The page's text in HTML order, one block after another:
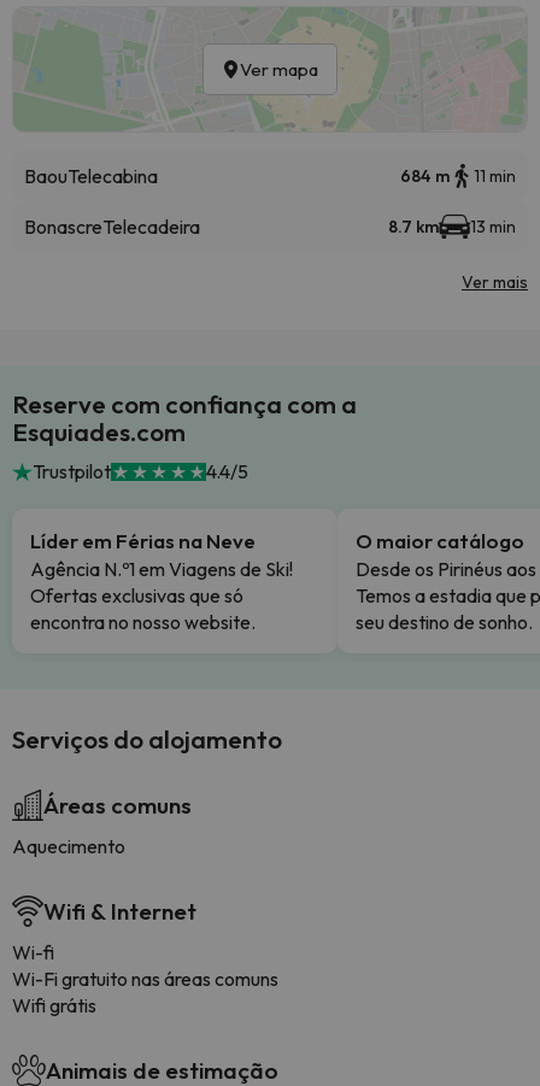
Ver mapa
BaouTelecabina 684 m 11 min
BonascreTelecadeira 8.7 km 13 min
Ver mais
Reserve com confiança com a
Esquiades.com
Trustpilot 4.4/5
Líder em Férias na Neve
Agência N.º1 em Viagens de Ski!
Ofertas exclusivas que só
encontra no nosso website.
O maior catálogo
Desde os Pirinéus
Temos a estadia que
seu destino de sonho.
Serviços do alojamento
Áreas comuns
Aquecimento
Wifi & Internet
Wi-fi
Wi-Fi gratuito nas áreas comuns
Wifi grátis
Animais de estimação